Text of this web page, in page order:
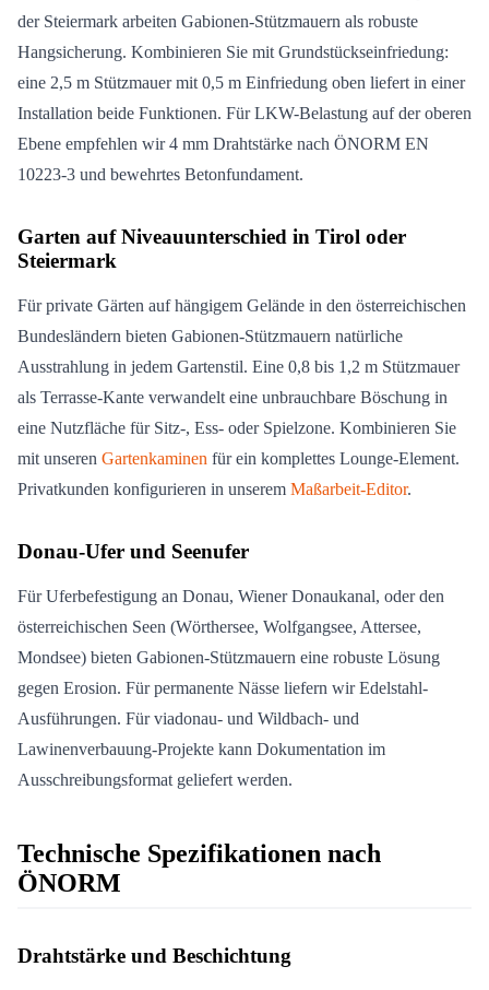
der Steiermark arbeiten Gabionen-Stützmauern als robuste
Hangsicherung. Kombinieren Sie mit Grundstückseinfriedung:
eine 2,5 m Stützmauer mit 0,5 m Einfriedung oben liefert in einer
Installation beide Funktionen. Für LKW-Belastung auf der oberen
Ebene empfehlen wir 4 mm Drahtstärke nach ÖNORM EN
10223-3 und bewehrtes Betonfundament.
Garten auf Niveauunterschied in Tirol oder
Steiermark
Für private Gärten auf hängigem Gelände in den österreichischen
Bundesländern bieten Gabionen-Stützmauern natürliche
Ausstrahlung in jedem Gartenstil. Eine 0,8 bis 1,2 m Stützmauer
als Terrasse-Kante verwandelt eine unbrauchbare Böschung in
eine Nutzfläche für Sitz-, Ess- oder Spielzone. Kombinieren Sie
mit unseren Gartenkaminen für ein komplettes Lounge-Element.
Privatkunden konfigurieren in unserem Maßarbeit-Editor.
Donau-Ufer und Seenufer
Für Uferbefestigung an Donau, Wiener Donaukanal, oder den
österreichischen Seen (Wörthersee, Wolfgangsee, Attersee,
Mondsee) bieten Gabionen-Stützmauern eine robuste Lösung
gegen Erosion. Für permanente Nässe liefern wir Edelstahl-
Ausführungen. Für viadonau- und Wildbach- und
Lawinenverbauung-Projekte kann Dokumentation im
Ausschreibungsformat geliefert werden.
Technische Spezifikationen nach
ÖNORM
Drahtstärke und Beschichtung